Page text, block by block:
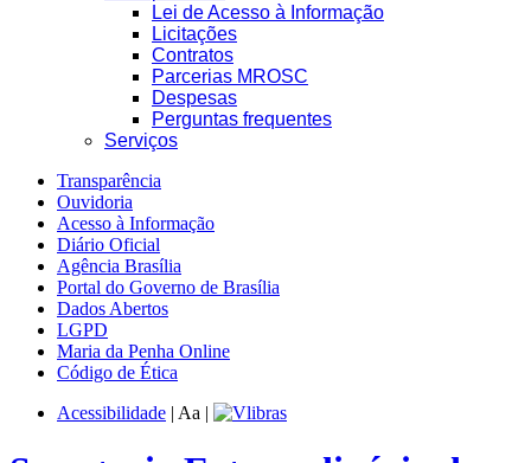
Lei de Acesso à Informação
Licitações
Contratos
Parcerias MROSC
Despesas
Perguntas frequentes
Serviços
Transparência
Ouvidoria
Acesso à Informação
Diário Oficial
Agência Brasília
Portal do Governo de Brasília
Dados Abertos
LGPD
Maria da Penha Online
Código de Ética
Acessibilidade | Aa |